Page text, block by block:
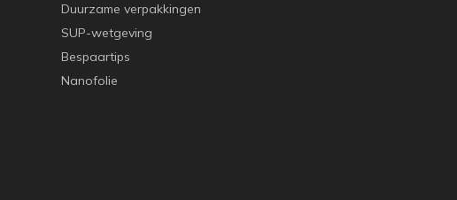
Duurzame verpakkingen
SUP-wetgeving
Bespaartips
Nanofolie